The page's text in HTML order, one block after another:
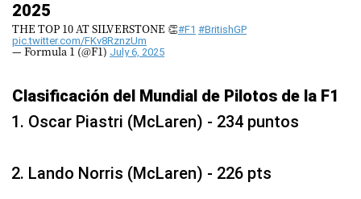
2025
THE TOP 10 AT SILVERSTONE 👏#F1 #BritishGP
pic.twitter.com/FKv8RznzUm
— Formula 1 (@F1) July 6, 2025
Clasificación del Mundial de Pilotos de la F1
Oscar Piastri (McLaren) - 234 puntos
Lando Norris (McLaren) - 226 pts